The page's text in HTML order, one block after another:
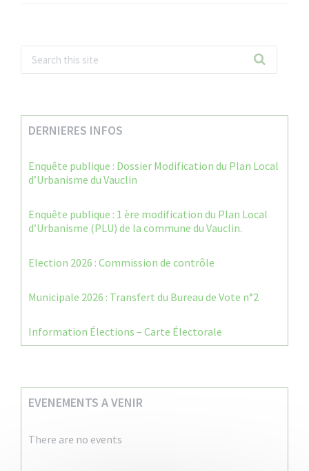
DERNIERES INFOS
Enquête publique : Dossier Modification du Plan Local
d’Urbanisme du Vauclin
Enquête publique : 1 ère modification du Plan Local
d’Urbanisme (PLU) de la commune du Vauclin.
Election 2026 : Commission de contrôle
Municipale 2026 : Transfert du Bureau de Vote n°2
Information Élections – Carte Électorale
EVENEMENTS A VENIR
There are no events